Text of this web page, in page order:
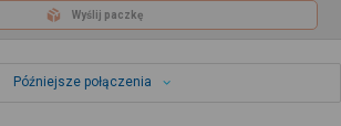
Wyślij paczkę
Późniejsze połączenia